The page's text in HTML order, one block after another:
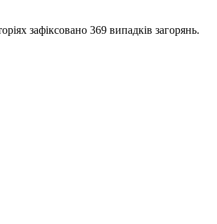
зафіксовано 369 випадків загорянь.